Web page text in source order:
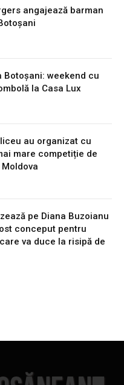
angajează barman
Botoșani: weekend cu
la Casa Lux
au organizat cu
mare competiție de
pe Diana Buzoianu
conceput pentru
va duce la risipă de